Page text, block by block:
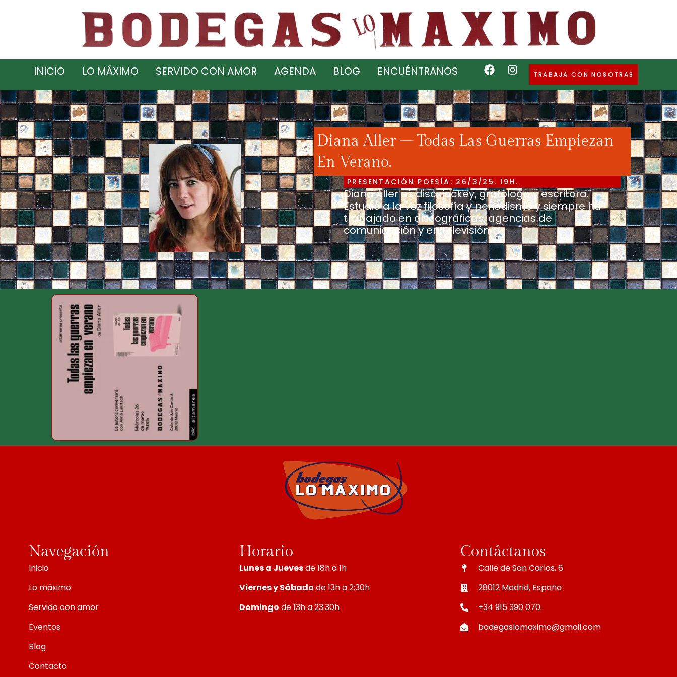
INICIO LO MÁXIMO SERVIDO CON AMOR AGENDA BLOG ENCUÉNTRANOS TRABAJA CON NOSOTRAS
Diana Aller – Todas Las Guerras Empiezan
En Verano.
PRESENTACIÓN POESÍA: 26/3/25. 19H.
Diana Aller es disc-jockey, grafóloga y escritora.
Estudió a la vez filosofía y periodismo y siempre ha
trabajado en discográficas, agencias de
comunicación y en televisión.
Navegación
Inicio
Lo máximo
Servido con amor
Eventos
Blog
Contacto
Horario
Lunes a Juevesde 18h a 1h
Viernes y Sábado de 13h a 2:30h
Domingo de 13h a 23:30h
Contáctanos
Calle de San Carlos, 6
28012 Madrid, España
+34 915 390 070.
bodegaslomaximo@gmail.com